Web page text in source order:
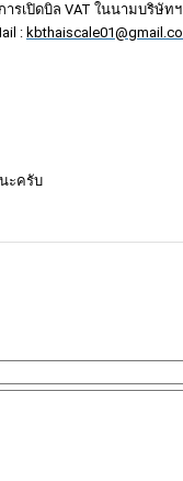
รเปิดบิล VAT ในนามบริษัท
:
ะครับ